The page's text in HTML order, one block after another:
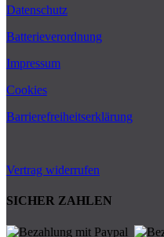
Datenschutz
Batterieverordnung
Impressum
Cookies
Barrierefreiheitserklärung
Vertrag widerrufen
SICHER ZAHLEN